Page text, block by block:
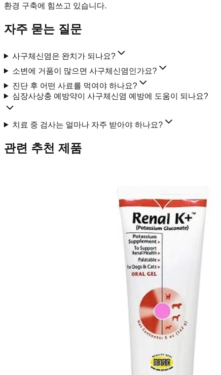
환경 구축에 힘쓰고 있습니다.
자주 묻는 질문
사구체신염은 완치가 되나요?
소변에 거품이 많으면 사구체신염인가요?
진단 후 어떤 사료를 먹여야 하나요?
심장사상충 예방약이 사구체신염 예방에 도움이 되나요?
치료 중 검사는 얼마나 자주 받아야 하나요?
관련 추천 제품